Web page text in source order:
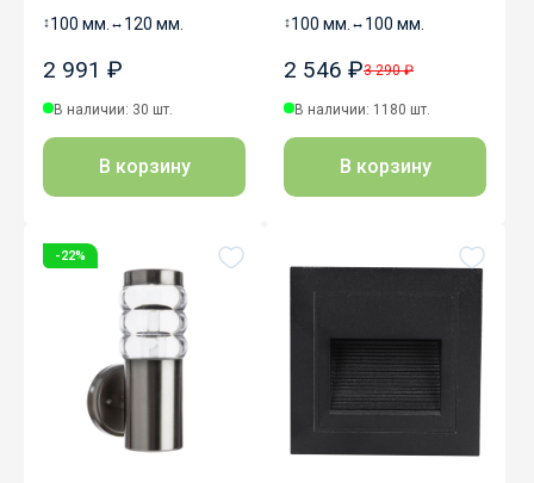
↕100 мм. ↔ 120 мм.
2 991 ₽
В наличии: 30 шт.
В корзину
↕100 мм. ↔ 100 мм.
2 546 ₽3 290 ₽
В наличии: 1180 шт.
В корзину
-22%